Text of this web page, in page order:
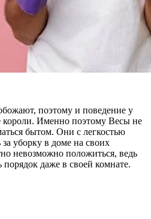
поэтому и поведение у
короли. Именно поэтому Весы не
бытом. Они с легкостью
за уборку в доме на своих
невозможно положиться, ведь
даже в своей комнате.